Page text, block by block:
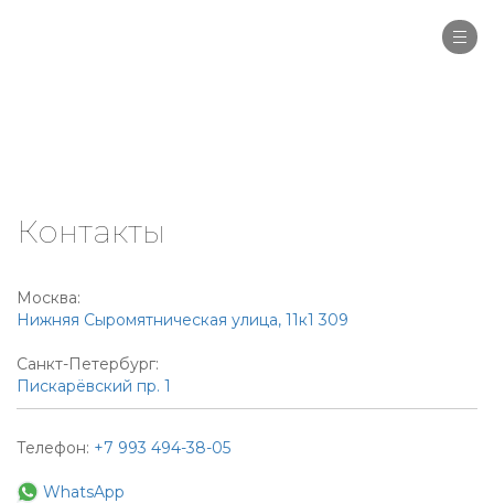
Контакты
Москва:
Нижняя Сыромятническая улица, 11к1 309
Санкт-Петербург:
Пискарёвский пр. 1
Телефон: +7 993 494-38-05
WhatsApp